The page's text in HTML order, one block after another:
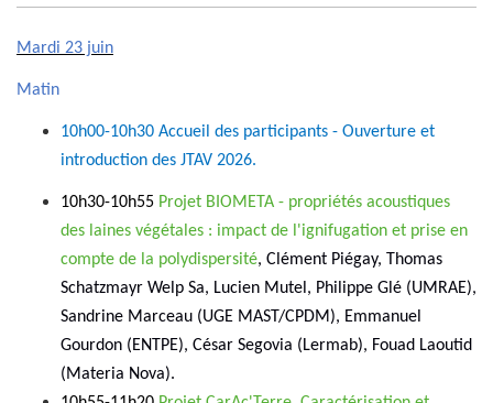
Mardi 23 juin
Matin
10h00-10h30 Accueil des participants - Ouverture et
introduction des JTAV 2026.
10h30-10h55 Projet BIOMETA - propriétés acoustiques
des laines végétales : impact de l'ignifugation et prise en
compte de la polydispersité, Clément Piégay, Thomas
Schatzmayr Welp Sa, Lucien Mutel, Philippe Glé (UMRAE),
Sandrine Marceau (UGE MAST/CPDM), Emmanuel
Gourdon (ENTPE), César Segovia (Lermab), Fouad Laoutid
(Materia Nova).